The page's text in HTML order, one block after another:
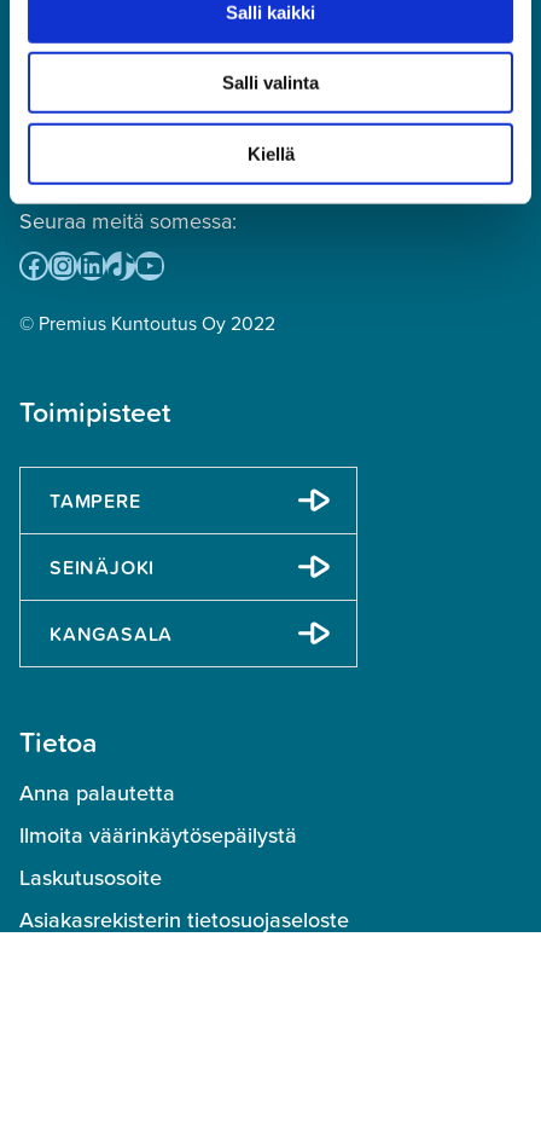
Salli kaikki
Salli valinta
Kiellä
Asiakaspalvelu
(puhelun hinta: mpm tai pvm,
numeroon ei voi lähettää tekstiviestejä)
toimisto@premius.fi
Osto- ja myyntireskontra:laskutus@premius.fi
Seuraa meitä somessa:
Facebook
Instagram
LinkedIn
TikTok
YouTube
© Premius Kuntoutus Oy 2022
Toimipisteet
TAMPERE
SEINÄJOKI
KANGASALA
Tietoa
Anna palautetta
Ilmoita väärinkäytösepäilystä
Laskutusosoite
Asiakasrekisterin tietosuojaseloste